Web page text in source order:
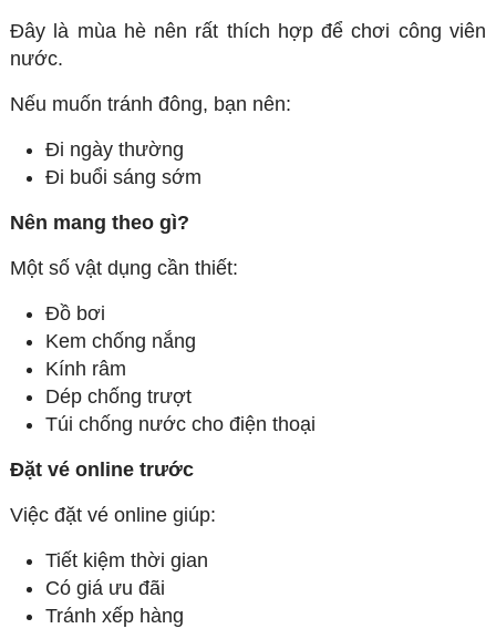
Đây là mùa hè nên rất thích hợp để chơi công viên
nước.
Nếu muốn tránh đông, bạn nên:
Đi ngày thường
Đi buổi sáng sớm
Nên mang theo gì?
Một số vật dụng cần thiết:
Đồ bơi
Kem chống nắng
Kính râm
Dép chống trượt
Túi chống nước cho điện thoại
Đặt vé online trước
Việc đặt vé online giúp:
Tiết kiệm thời gian
Có giá ưu đãi
Tránh xếp hàng